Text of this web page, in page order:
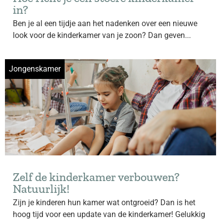
in?
Ben je al een tijdje aan het nadenken over een nieuwe
look voor de kinderkamer van je zoon? Dan geven...
Jongenskamer
Zelf de kinderkamer verbouwen?
Natuurlijk!
Zijn je kinderen hun kamer wat ontgroeid? Dan is het
hoog tijd voor een update van de kinderkamer! Gelukkig